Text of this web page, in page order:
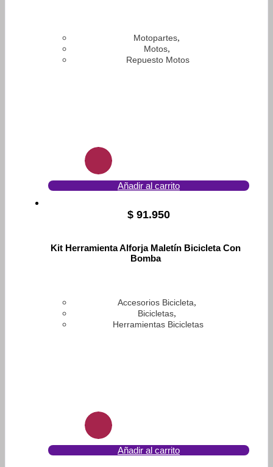
Motopartes,
Motos,
Repuesto Motos
Añadir al carrito
$ 91.950
Kit Herramienta Alforja Maletín Bicicleta Con
Bomba
Accesorios Bicicleta,
Bicicletas,
Herramientas Bicicletas
Añadir al carrito